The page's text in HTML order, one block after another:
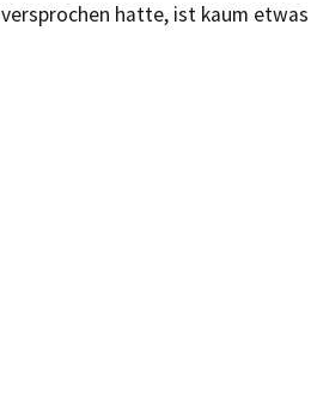
hatte, ist kaum etwas